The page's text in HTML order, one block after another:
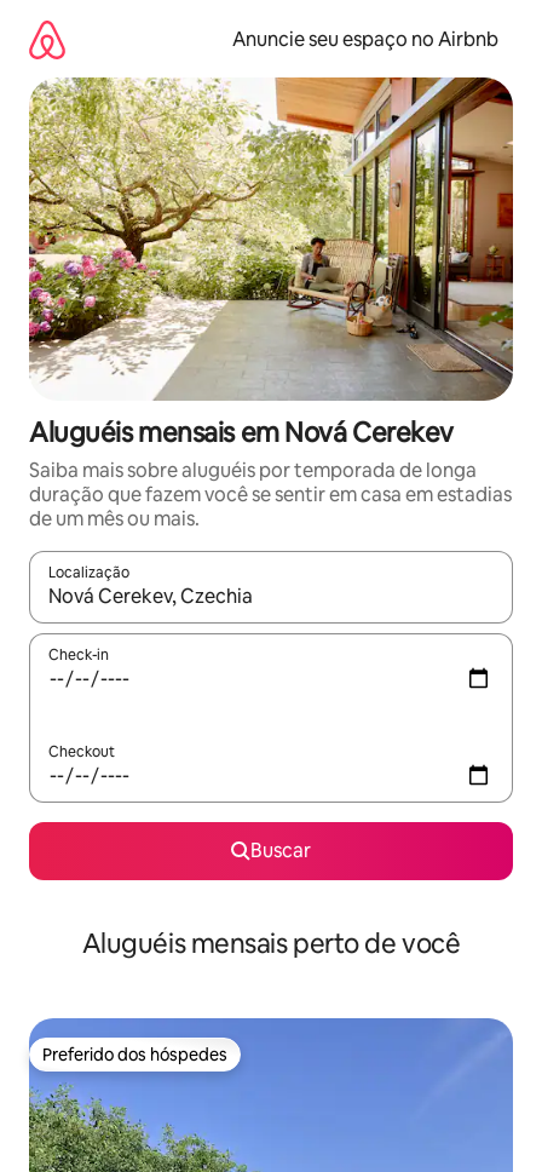
para
conteúdo
Anuncie seu espaço no Airbnb
Aluguéis mensais em Nová Cerekev
Saiba mais sobre aluguéis por temporada de longa
duração que fazem você se sentir em casa em estadias
de um mês ou mais.
Localização
Quando os resultados estiverem disponíveis, explore-os
Check-in
Checkout
Buscar
Aluguéis mensais perto de você
Preferido dos hóspedes
Preferido dos hóspedes